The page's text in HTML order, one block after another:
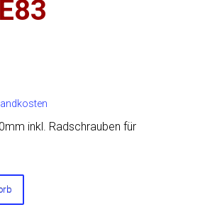
inkl. Radschrauben für